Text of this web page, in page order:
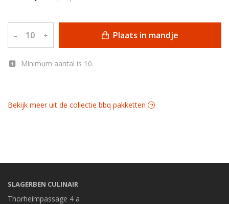
– + Plaats in mandje
Minimum aantal is 10.
Bekijk meer uit de collectie bbq pakketten
SLAGERBEN CULINAIR
Thorheimpassage 4 a